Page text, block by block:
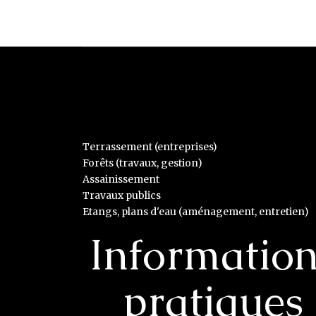
Terrassement (entreprises)
Forêts (travaux, gestion)
Assainissement
Travaux publics
Etangs, plans d'eau (aménagement, entretien)
pratiques